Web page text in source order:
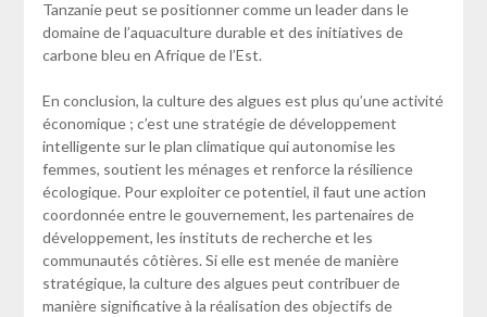
Tanzanie peut se positionner comme un leader dans le
domaine de l’aquaculture durable et des initiatives de
carbone bleu en Afrique de l’Est.
En conclusion, la culture des algues est plus qu’une activité
économique ; c’est une stratégie de développement
intelligente sur le plan climatique qui autonomise les
femmes, soutient les ménages et renforce la résilience
écologique. Pour exploiter ce potentiel, il faut une action
coordonnée entre le gouvernement, les partenaires de
développement, les instituts de recherche et les
communautés côtières. Si elle est menée de manière
stratégique, la culture des algues peut contribuer de
manière significative à la réalisation des objectifs de